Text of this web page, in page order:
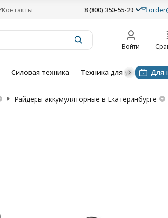
Контакты 8 (800) 350-55-29
Войти
Силовая техника Техника для уборки Для
Райдеры аккумуляторные в Екатеринбурге